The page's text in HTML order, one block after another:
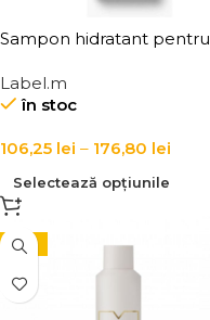
Sampon hidratant pentru
Honey & Oat Moisturising
Shampoo
Label.m
în stoc
106,25 lei – 176,80 lei
Selectează opțiunile
-15%